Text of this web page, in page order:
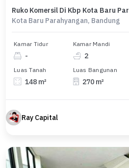
Ruko Komersil Di Kbp Kota Baru
Kota Baru Parahyangan, Bandung
Kamar Tidur
-
Kamar Mandi
2
Luas Tanah
148 m²
Luas Bangunan
270 m²
Ray Capital